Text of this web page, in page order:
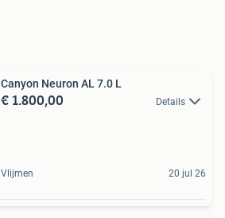
Canyon Neuron AL 7.0 L
€ 1.800,00 Details
Vlijmen 20 jul 26